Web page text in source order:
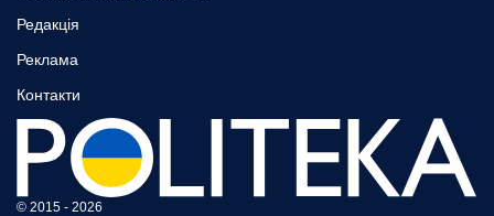
Редакція
Реклама
Контакти
© 2015 - 2026